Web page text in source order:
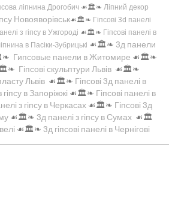
ліпнина Дрогобич ☙🏛️❧ Ліпний декор
Новояворівськ☙🏛️❧ Гіпсові 3d панелі
з гіпсу в Ужгороді ☙🏛️❧ Гіпсові панелі в
в Пасіки-Зубрицькі ☙🏛️❧ 3д панели
Гипсовые панели в Житомире ☙🏛️❧
Гіпсові скульптури Львів ☙🏛️❧
Львів ☙🏛️❧ Гіпсові 3д панелі в
гіпсу в Запоріжжі ☙🏛️❧ Гіпсові панелі в
з гіпсу в Черкасах ☙🏛️❧ Гіпсові 3д
☙🏛️❧ 3д панелі з гіпсу в Сумах ☙🏛️
☙🏛️❧ 3д гіпсові панелі в Чернігові